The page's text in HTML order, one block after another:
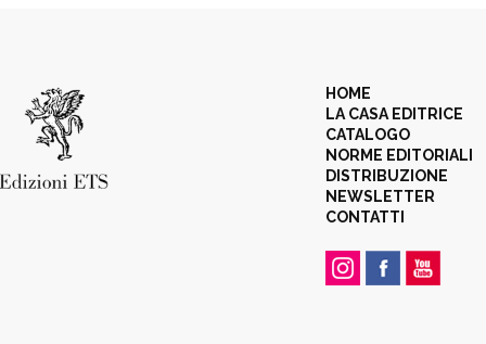
HOME
LA CASA EDITRICE
CATALOGO
NORME EDITORIALI
DISTRIBUZIONE
NEWSLETTER
CONTATTI